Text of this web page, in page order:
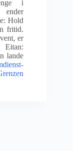
i
ender
Hold
fritid.
er
Eitan:
lande